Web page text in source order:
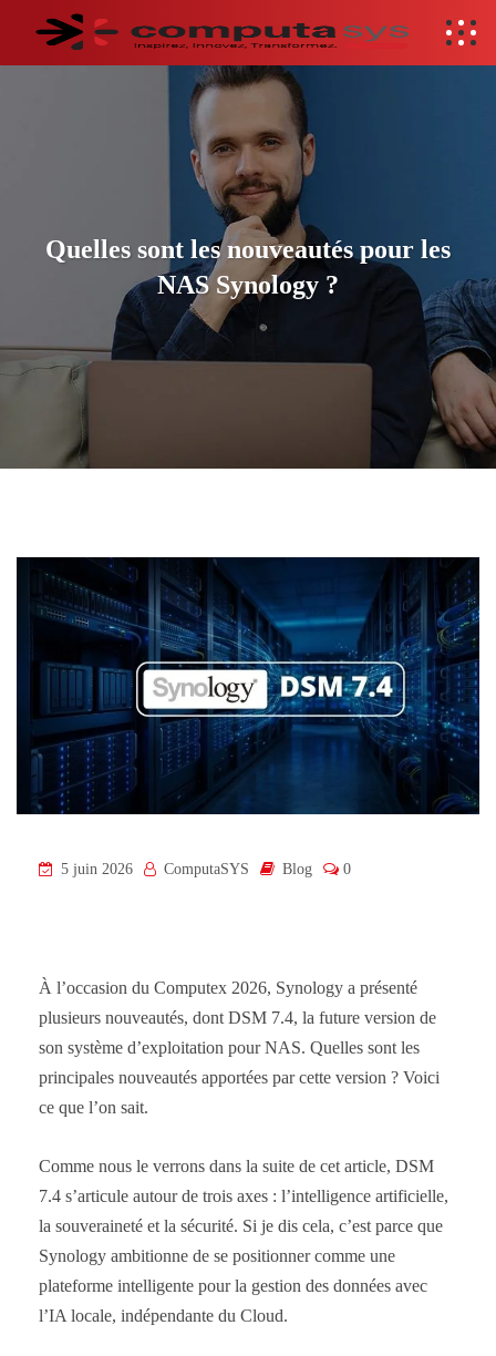
Quelles sont les nouveautés pour les
NAS Synology ?
5 juin 2026 ComputaSYS Blog 0
À l’occasion du Computex 2026, Synology a présenté
plusieurs nouveautés, dont DSM 7.4, la future version de
son système d’exploitation pour NAS. Quelles sont les
principales nouveautés apportées par cette version ? Voici
ce que l’on sait.
Comme nous le verrons dans la suite de cet article, DSM
7.4 s’articule autour de trois axes : l’intelligence artificielle,
la souveraineté et la sécurité. Si je dis cela, c’est parce que
Synology ambitionne de se positionner comme une
plateforme intelligente pour la gestion des données avec
l’IA locale, indépendante du Cloud.